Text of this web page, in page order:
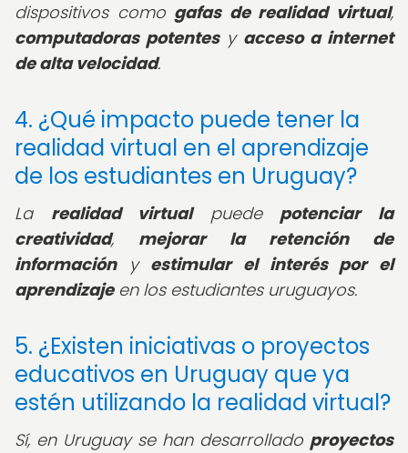
dispositivos como gafas de realidad virtual,
computadoras potentesy acceso a internet
de alta velocidad.
4. ¿Qué impacto puede tener la
realidad virtual en el aprendizaje
de los estudiantes en Uruguay?
La realidad virtualpuede potenciar la
creatividad, mejorar la retención de
informacióny estimular el interés por el
aprendizajeen los estudiantes uruguayos.
5. ¿Existen iniciativas o proyectos
educativos en Uruguay que ya
estén utilizando la realidad virtual?
Sí, en Uruguay se han desarrollado proyectos